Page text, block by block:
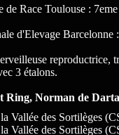
de Race Toulouse :
d'Elevage Barcelonne
reproductrice,
3 étalons.
Ring, Norman de
Vallée des Sortilèges
Vallée des Sortilèges